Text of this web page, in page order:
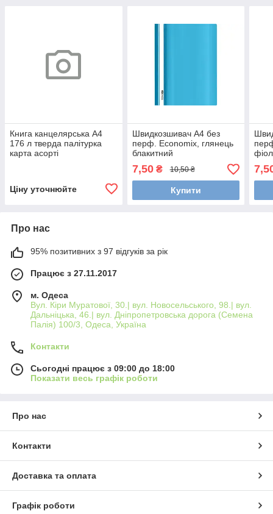
Книга канцелярська А4
176 л тверда палітурка
карта асорті
Ціну уточнюйте
Швидкозшивач А4 без
перф. Economix, глянець
блакитний
7,50₴ 10,50 ₴
Купити
Про нас
95% позитивних з 97 відгуків за рік
Працює з 27.11.2017
м. Одеса
Вул. Кіри Муратової, 30.| вул. Новосельського, 98.| вул.
Дальніцька, 46.| вул. Дніпропетровська дорога (Семена
Палія) 100/3, Одеса, Україна
Контакти
Сьогодні працює з 09:00 до 18:00
Показати весь графік роботи
Про нас
Контакти
Доставка та оплата
Графік роботи